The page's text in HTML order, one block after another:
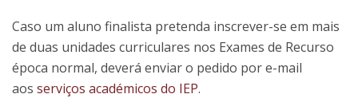
​Caso um aluno finalista pretenda inscrever-se em mais
de duas unidades curriculares nos Exames de Recurso
época normal, deverá enviar o pedido por e-mail
aos serviços académicos do IEP.